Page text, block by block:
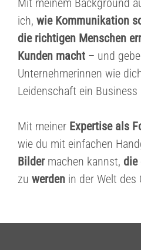
Mit meinem Background
ich, wie Kommunikation
die richtigen Menschen
Kunden macht – und
Unternehmerinnen wie
Leidenschaft ein Business
Mit meiner Expertise als
wie du mit einfachen
Bildermachen kannst, die
zu werden in der Welt des